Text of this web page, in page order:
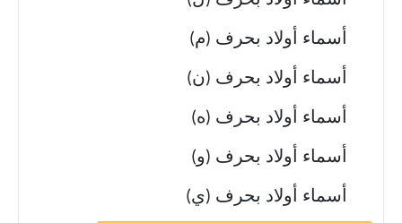
أسماء أولاد بحرف (م)
أسماء أولاد بحرف (ن)
أسماء أولاد بحرف (ه)
أسماء أولاد بحرف (و)
أسماء أولاد بحرف (ي)